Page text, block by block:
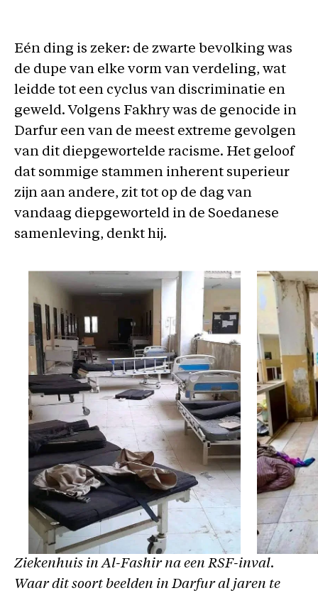
Eén ding is zeker: de zwarte bevolking was
de dupe van elke vorm van verdeling, wat
leidde tot een cyclus van discriminatie en
geweld. Volgens Fakhry was de genocide in
Darfur een van de meest extreme gevolgen
van dit diepgewortelde racisme. Het geloof
dat sommige stammen inherent superieur
zijn aan andere, zit tot op de dag van
vandaag diepgeworteld in de Soedanese
samenleving, denkt hij.
Ziekenhuis in Al-Fashir na een RSF-inval.
Waar dit soort beelden in Darfur al jaren te